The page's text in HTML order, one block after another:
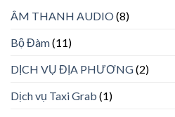
ÂM THANH AUDIO(8)
Bộ Đàm(11)
DỊCH VỤ ĐỊA PHƯƠNG(2)
Dịch vụ Taxi Grab (1)